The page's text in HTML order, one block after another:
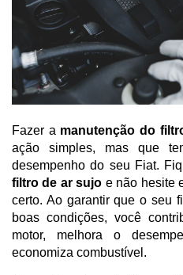
Fazer a manutenção do
ação simples, mas que
desempenho do seu Fiat.
filtro de ar sujo e não hesite
certo. Ao garantir que o seu
boas condições, você
motor, melhora o
economiza combustível.